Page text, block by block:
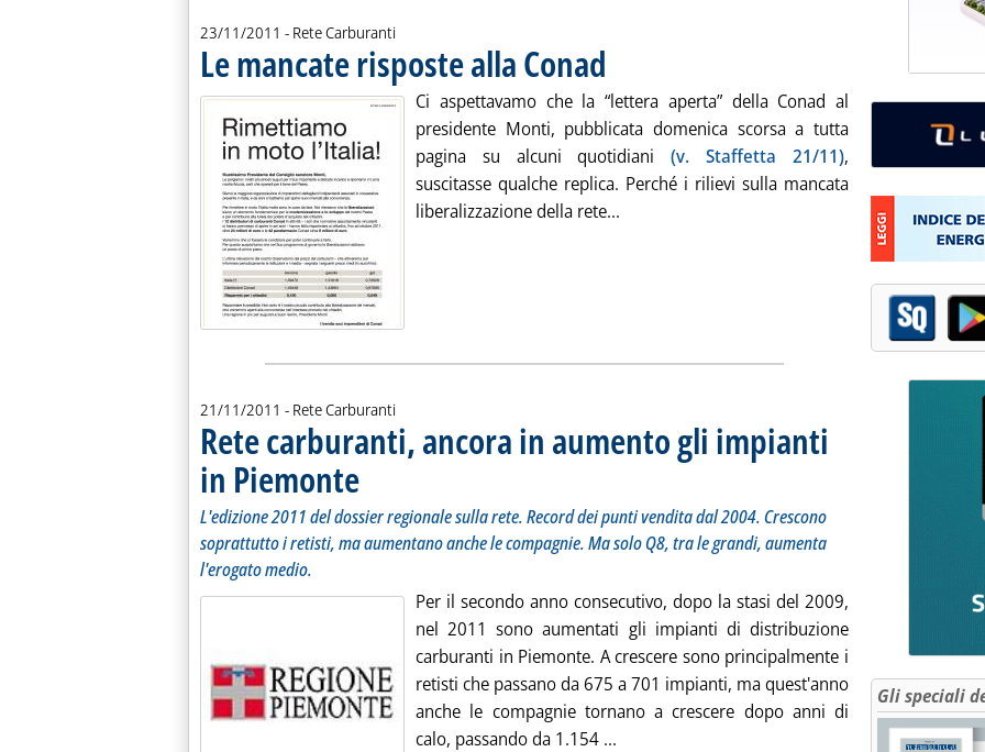
23/11/2011 - Rete Carburanti
Le mancate risposte alla Conad
Ci aspettavamo che la “lettera aperta” della Conad al
presidente Monti, pubblicata domenica scorsa a tutta
pagina su alcuni quotidiani(v. Staffetta 21/11),
suscitasse qualche replica. Perché i rilievi sulla mancata
liberalizzazione della rete... Leggi tutta la notizia: 'Le mancate risposte
21/11/2011 - Rete Carburanti
Rete carburanti, ancora in aumento gli impianti
in Piemonte . Sottotitolo: L'edizione 2011 del dossier regionale sulla rete. Record dei punti vendita dal 2004. Crescono
L'edizione 2011 del dossier regionale sulla rete. Record dei punti vendita dal 2004. Crescono
soprattutto i retisti, ma aumentano anche le compagnie. Ma solo Q8, tra le grandi, aumenta
l'erogato medio.
Per il secondo anno consecutivo, dopo la stasi del 2009,
nel 2011 sono aumentati gli impianti di distribuzione
carburanti in Piemonte. A crescere sono principalmente i
retisti che passano da 675 a 701 impianti, ma quest'anno
anche le compagnie tornano a crescere dopo anni di
calo, passando da 1.154 ... Leggi tutta la notizia: 'Rete carburanti,
Gli speciali